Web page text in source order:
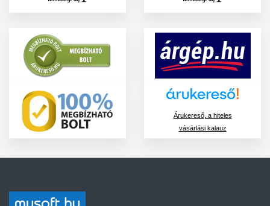
Árukereső, a hiteles
vásárlási kalauz